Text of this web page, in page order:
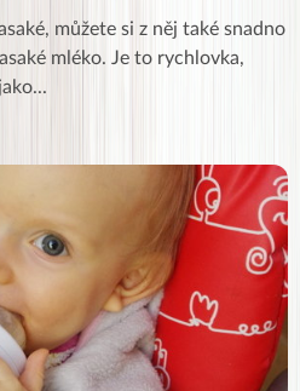
můžete si z něj také snadno
mléko. Je to rychlovka,
...